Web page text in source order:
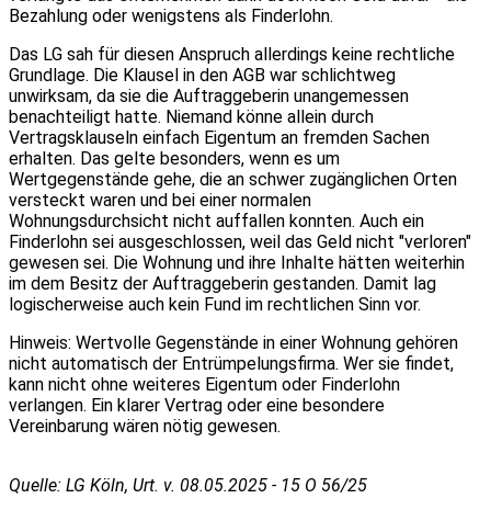
Bezahlung oder wenigstens als Finderlohn.
Das LG sah für diesen Anspruch allerdings keine rechtliche
Grundlage. Die Klausel in den AGB war schlichtweg
unwirksam, da sie die Auftraggeberin unangemessen
benachteiligt hatte. Niemand könne allein durch
Vertragsklauseln einfach Eigentum an fremden Sachen
erhalten. Das gelte besonders, wenn es um
Wertgegenstände gehe, die an schwer zugänglichen Orten
versteckt waren und bei einer normalen
Wohnungsdurchsicht nicht auffallen konnten. Auch ein
Finderlohn sei ausgeschlossen, weil das Geld nicht "verloren"
gewesen sei. Die Wohnung und ihre Inhalte hätten weiterhin
im dem Besitz der Auftraggeberin gestanden. Damit lag
logischerweise auch kein Fund im rechtlichen Sinn vor.
Hinweis: Wertvolle Gegenstände in einer Wohnung gehören
nicht automatisch der Entrümpelungsfirma. Wer sie findet,
kann nicht ohne weiteres Eigentum oder Finderlohn
verlangen. Ein klarer Vertrag oder eine besondere
Vereinbarung wären nötig gewesen.
Quelle: LG Köln, Urt. v. 08.05.2025 - 15 O 56/25